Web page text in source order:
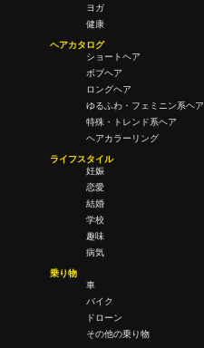
ヨガ
健康
ヘアカタログ
ショートヘア
ボブヘア
ロングヘア
ゆるふわ・フェミニン系ヘア
特殊・トレンド系ヘア
ヘアカラーリング
ライフスタイル
妊娠
恋愛
結婚
学校
趣味
病気
乗り物
車
バイク
ドローン
その他の乗り物